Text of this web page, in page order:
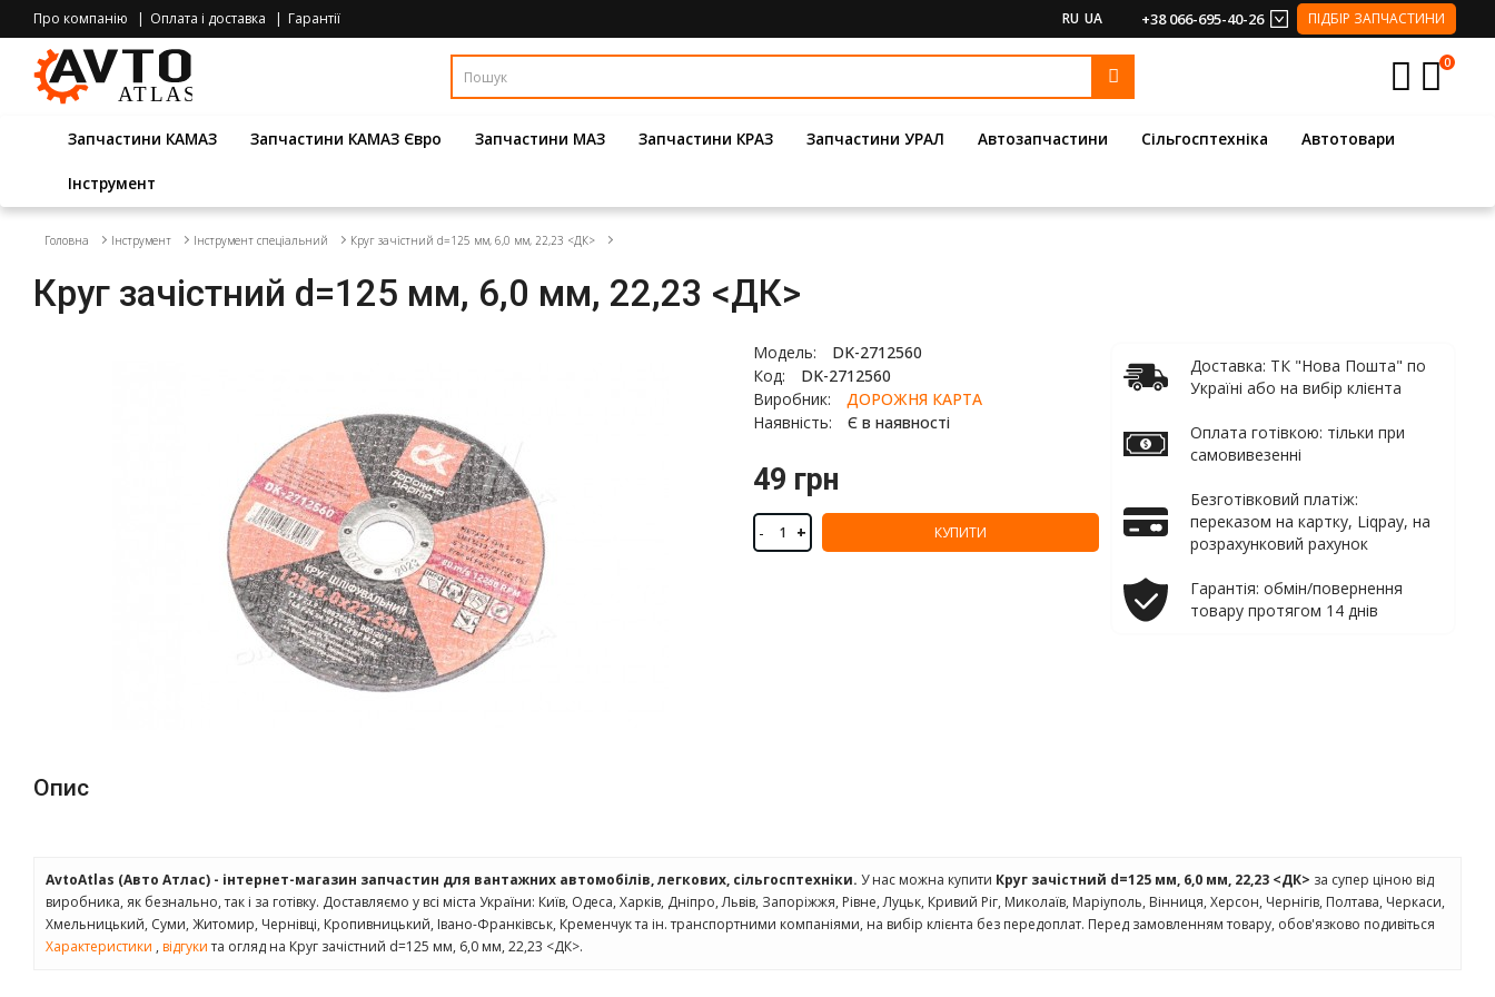
Про компанію Оплата і доставка Гарантії RU UA +38 066-695-40-26 ПІДБІР ЗАПЧАСТИНИ
0
Запчастини КАМАЗ Запчастини КАМАЗ Євро Запчастини МАЗ Запчастини КРАЗ Запчастини УРАЛ Автозапчастини Сільгосптехніка Автотовари
Інструмент
Головна Інструмент Інструмент спеціальний Круг зачiстний d=125 мм, 6,0 мм, 22,23 <ДК>
Круг зачiстний d=125 мм, 6,0 мм, 22,23 <ДК>
Модель:
DK-2712560
Код:
DK-2712560
Виробник:
ДОРОЖНЯ КАРТА
Наявність:
Є в наявності
49 грн
- + КУПИТИ
Доставка: ТК "Нова Пошта" по
Україні або на вибір клієнта
Оплата готівкою: тільки при
самовивезенні
Безготівковий платіж:
переказом на картку, Liqpay, на
розрахунковий рахунок
Гарантія: обмін/повернення
товару протягом 14 днів
Опис
AvtoAtlas (Авто Атлас) - інтернет-магазин запчастин для вантажних автомобілів, легкових, сільгосптехніки. У нас можна купити Круг зачiстний d=125 мм, 6,0 мм, 22,23 <ДК> за супер ціною від
виробника, як безнально, так і за готівку. Доставляємо у всі міста України: Київ, Одеса, Харків, Дніпро, Львів, Запоріжжя, Рівне, Луцьк, Кривий Ріг, Миколаїв, Маріуполь, Вінниця, Херсон, Чернігів, Полтава, Черкаси,
Хмельницький, Суми, Житомир, Чернівці, Кропивницький, Івано-Франківськ, Кременчук та ін. транспортними компаніями, на вибір клієнта без передоплат. Перед замовленням товару, обов'язково подивіться
Характеристики , відгукита огляд на Круг зачiстний d=125 мм, 6,0 мм, 22,23 <ДК>.